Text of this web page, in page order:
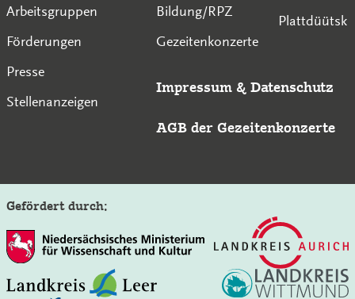
Arbeitsgruppen
Förderungen
Presse
Stellenanzeigen
Bildung/RPZ
Gezeitenkonzerte
Plattdüütsk
Impressum & Datenschutz
AGB der Gezeitenkonzerte
Gefördert durch: